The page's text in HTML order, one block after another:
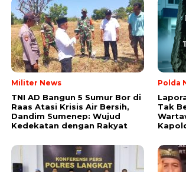
Militer News
TNI AD Bangun 5 Sumur Bor di
Raas Atasi Krisis Air Bersih,
Dandim Sumenep: Wujud
Kedekatan dengan Rakyat
Polda
Tak